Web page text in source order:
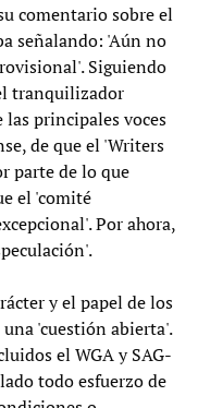
comentario sobre el
señalando: 'Aún no
Siguiendo
tranquilizador
las principales voces
de que el 'Writers
parte de lo que
el 'comité
Por ahora,
y el papel de los
'cuestión abierta'.
el WGA y SAG-
todo esfuerzo de